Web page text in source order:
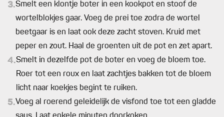
3.Smelt een klontje boter in een kookpot en stoof de
wortelblokjes gaar. Voeg de prei toe zodra de wortel
beetgaar is en laat ook deze zacht stoven. Kruid met
peper en zout. Haal de groenten uit de pot en zet apart.
4.Smelt in dezelfde pot de boter en voeg de bloem toe.
Roer tot een roux en laat zachtjes bakken tot de bloem
licht naar koekjes begint te ruiken.
5.Voeg al roerend geleidelijk de visfond toe tot een gladde